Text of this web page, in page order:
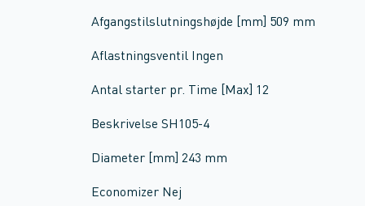
Afgangstilslutningshøjde [mm] 509 mm
Aflastningsventil Ingen
Antal starter pr. Time [Max] 12
Beskrivelse SH105-4
Diameter [mm] 243 mm
Economizer Nej